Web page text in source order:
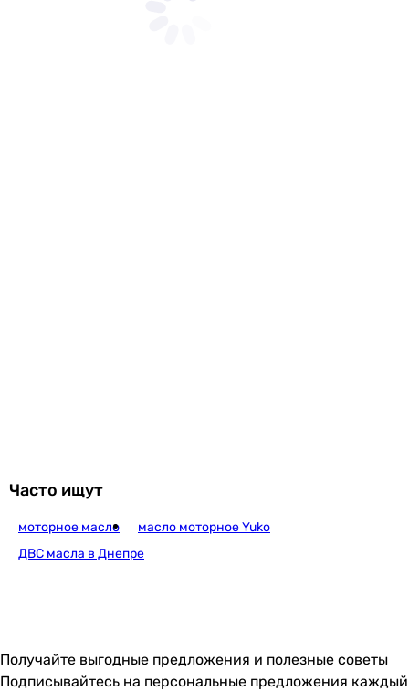
Часто ищут
моторное масло
масло моторное Yuko
ДВС масла в Днепре
Получайте выгодные предложения и полезные советы
Подписывайтесь на персональные предложения каждый